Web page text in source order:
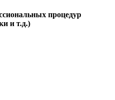
процедур
и т.д.)